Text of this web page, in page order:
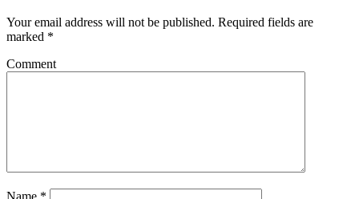
Your email address will not be published. Required fields are
marked *
Comment
Name *